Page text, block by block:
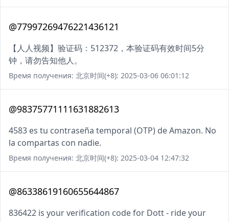
@77997269476221436121
【人人视频】验证码：512372，本验证码有效时间5分
钟，请勿告知他人。
Время получения: 北京时间(+8): 2025-03-06 06:01:12
@98375771111631882613
4583 es tu contraseña temporal (OTP) de Amazon. No
la compartas con nadie.
Время получения: 北京时间(+8): 2025-03-04 12:47:32
@86338619160655644867
836422 is your verification code for Dott - ride your